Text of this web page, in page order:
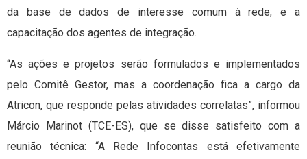
da base de dados de interesse comum à rede; e a
capacitação dos agentes de integração.
“As ações e projetos serão formulados e implementados
pelo Comitê Gestor, mas a coordenação fica a cargo da
Atricon, que responde pelas atividades correlatas”, informou
Márcio Marinot (TCE-ES), que se disse satisfeito com a
reunião técnica: “A Rede Infocontas está efetivamente